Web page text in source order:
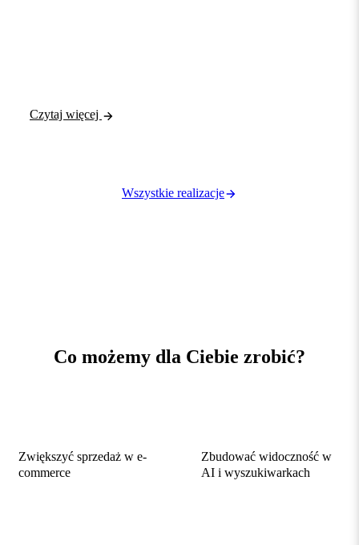
Czytaj więcej
Wszystkie realizacje
Co możemy dla Ciebie zrobić?
Zwiększyć sprzedaż w e-
commerce
Zbudować widoczność w
AI i wyszukiwarkach